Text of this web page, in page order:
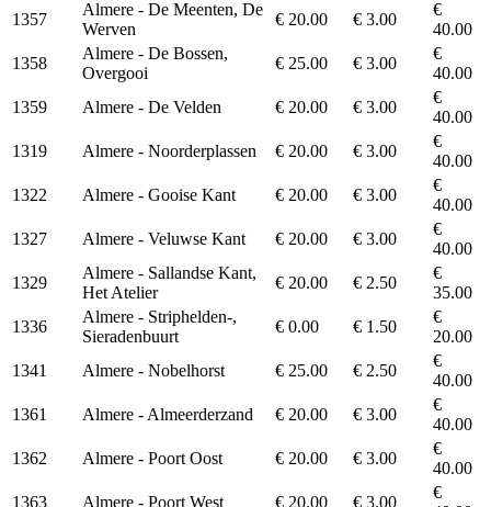
1357
Almere - De Meenten, De
Werven
€ 20.00 € 3.00
€
40.00
1358
Almere - De Bossen,
Overgooi
€ 25.00 € 3.00
€
40.00
1359
Almere - De Velden € 20.00 € 3.00
€
40.00
1319
Almere - Noorderplassen € 20.00 € 3.00
€
40.00
1322
Almere - Gooise Kant € 20.00 € 3.00
€
40.00
1327
Almere - Veluwse Kant € 20.00 € 3.00
€
40.00
1329
Almere - Sallandse Kant,
Het Atelier
€ 20.00 € 2.50
€
35.00
1336
Almere - Striphelden-,
Sieradenbuurt
€ 0.00 € 1.50
€
20.00
1341
Almere - Nobelhorst € 25.00 € 2.50
€
40.00
1361
Almere - Almeerderzand € 20.00 € 3.00
€
40.00
1362
Almere - Poort Oost € 20.00 € 3.00
€
40.00
1363
Almere - Poort West € 20.00 € 3.00
€